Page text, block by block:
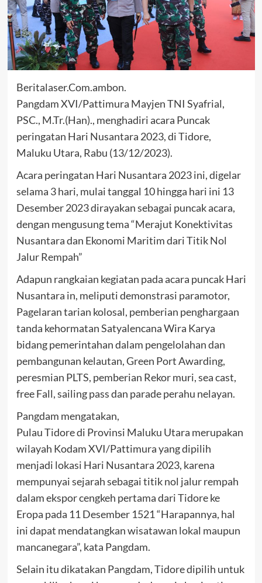
Beritalaser.Com.ambon.
Pangdam XVI/Pattimura Mayjen TNI Syafrial,
PSC., M.Tr.(Han)., menghadiri acara Puncak
peringatan Hari Nusantara 2023, di Tidore,
Maluku Utara, Rabu (13/12/2023).
Acara peringatan Hari Nusantara 2023 ini, digelar
selama 3 hari, mulai tanggal 10 hingga hari ini 13
Desember 2023 dirayakan sebagai puncak acara,
dengan mengusung tema “Merajut Konektivitas
Nusantara dan Ekonomi Maritim dari Titik Nol
Jalur Rempah”
Adapun rangkaian kegiatan pada acara puncak Hari
Nusantara in, meliputi demonstrasi paramotor,
Pagelaran tarian kolosal, pemberian penghargaan
tanda kehormatan Satyalencana Wira Karya
bidang pemerintahan dalam pengelolahan dan
pembangunan kelautan, Green Port Awarding,
peresmian PLTS, pemberian Rekor muri, sea cast,
free Fall, sailing pass dan parade perahu nelayan.
Pangdam mengatakan,
Pulau Tidore di Provinsi Maluku Utara merupakan
wilayah Kodam XVI/Pattimura yang dipilih
menjadi lokasi Hari Nusantara 2023, karena
mempunyai sejarah sebagai titik nol jalur rempah
dalam ekspor cengkeh pertama dari Tidore ke
Eropa pada 11 Desember 1521 “Harapannya, hal
ini dapat mendatangkan wisatawan lokal maupun
mancanegara”, kata Pangdam.
Selain itu dikatakan Pangdam, Tidore dipilih untuk